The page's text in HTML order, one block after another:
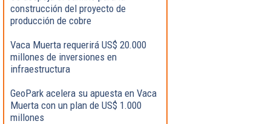
construcción del proyecto de
producción de cobre
Vaca Muerta requerirá US$ 20.000
millones de inversiones en
infraestructura
GeoPark acelera su apuesta en Vaca
Muerta con un plan de US$ 1.000
millones